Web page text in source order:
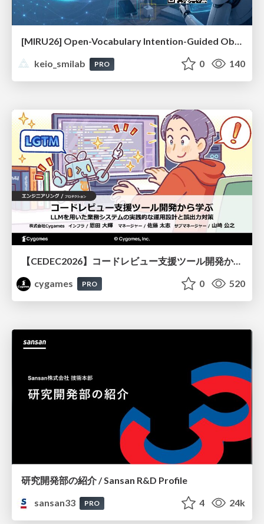
[MIRU26] Open-Vocabulary Intention-Guided Object Detection in Diverse Scenes
keio_smilab
PRO 0 140
【CEDEC2026】コードレビュー支援ツール開発から学ぶ：LLMを用いた業務システムの実践的な運用設計と誤出力対策
cygames
PRO 0 520
研究開発部の紹介 / Sansan R&D Profile
sansan33
PRO 4 24k